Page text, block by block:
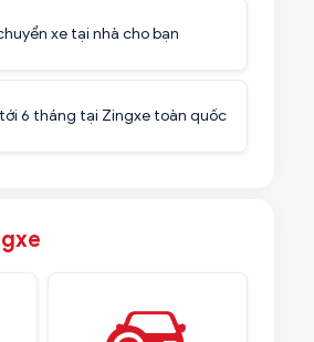
xe tại nhà cho bạn
6 tháng tại Zingxe toàn quốc